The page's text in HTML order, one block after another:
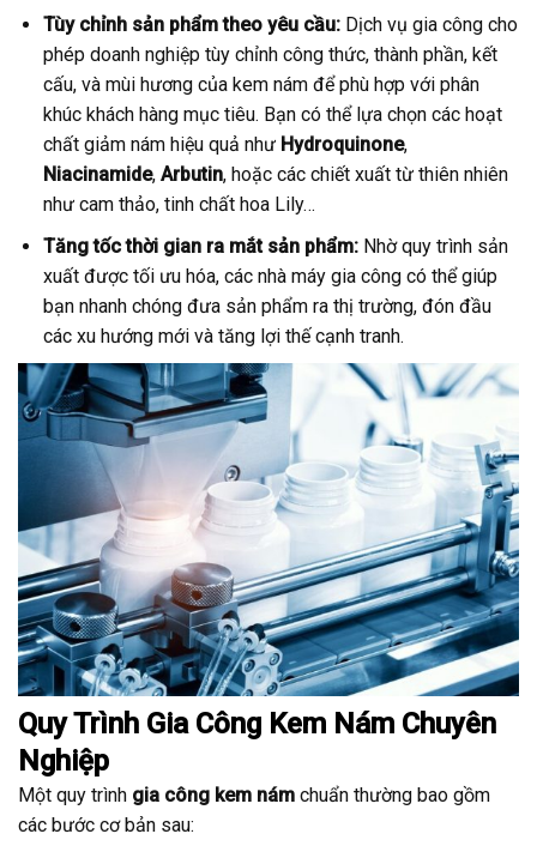
Tùy chỉnh sản phẩm theo yêu cầu:Dịch vụ gia công cho
phép doanh nghiệp tùy chỉnh công thức, thành phần, kết
cấu, và mùi hương của kem nám để phù hợp với phân
khúc khách hàng mục tiêu. Bạn có thể lựa chọn các hoạt
chất giảm nám hiệu quả như Hydroquinone,
Niacinamide, Arbutin, hoặc các chiết xuất từ thiên nhiên
như cam thảo, tinh chất hoa Lily…
Tăng tốc thời gian ra mắt sản phẩm:Nhờ quy trình sản
xuất được tối ưu hóa, các nhà máy gia công có thể giúp
bạn nhanh chóng đưa sản phẩm ra thị trường, đón đầu
các xu hướng mới và tăng lợi thế cạnh tranh.
Quy Trình Gia Công Kem Nám Chuyên
Nghiệp
Một quy trình gia công kem nám chuẩn thường bao gồm
các bước cơ bản sau: